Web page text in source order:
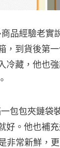
品經驗老實
，到貨後第
冷藏，他也
包包夾鏈袋
好。他也補
非常新鮮，